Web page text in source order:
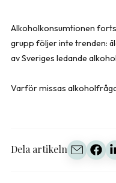
Alkoholkonsumtionen
grupp följer inte trenden:
av Sveriges ledande
Varför missas
Dela artikeln